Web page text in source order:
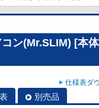
ン(Mr.SLIM) [本
仕様表ダ
別売品